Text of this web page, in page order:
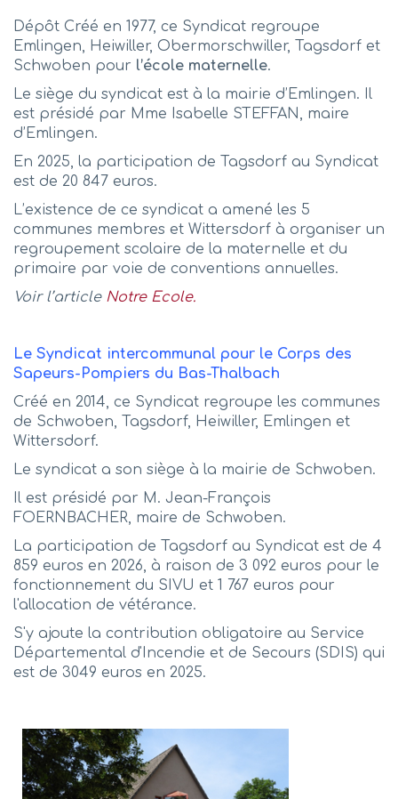
Dépôt Créé en 1977, ce Syndicat regroupe
Emlingen, Heiwiller, Obermorschwiller, Tagsdorf et
Schwoben pour l’école maternelle.
Le siège du syndicat est à la mairie d’Emlingen. Il
est présidé par Mme Isabelle STEFFAN, maire
d’Emlingen.
En 2025, la participation de Tagsdorf au Syndicat
est de 20 847 euros.
L’existence de ce syndicat a amené les 5
communes membres et Wittersdorf à organiser un
regroupement scolaire de la maternelle et du
primaire par voie de conventions annuelles.
Voir l’article Notre Ecole.
Le Syndicat intercommunal pour le Corps des
Sapeurs-Pompiers du Bas-Thalbach
Créé en 2014, ce Syndicat regroupe les communes
de Schwoben, Tagsdorf, Heiwiller, Emlingen et
Wittersdorf.
Le syndicat a son siège à la mairie de Schwoben.
Il est présidé par M. Jean-François
FOERNBACHER, maire de Schwoben.
La participation de Tagsdorf au Syndicat est de 4
859 euros en 2026, à raison de 3 092 euros pour le
fonctionnement du SIVU et 1 767 euros pour
l'allocation de vétérance.
S'y ajoute la contribution obligatoire au Service
Départemental d'Incendie et de Secours (SDIS) qui
est de 3049 euros en 2025.